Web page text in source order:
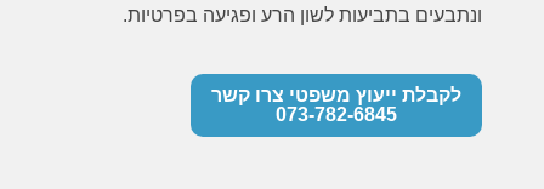
ונתבעים בתביעות לשון הרע ופגיעה בפרטיות.
לקבלת ייעוץ משפטי צרו קשר
073-782-6845